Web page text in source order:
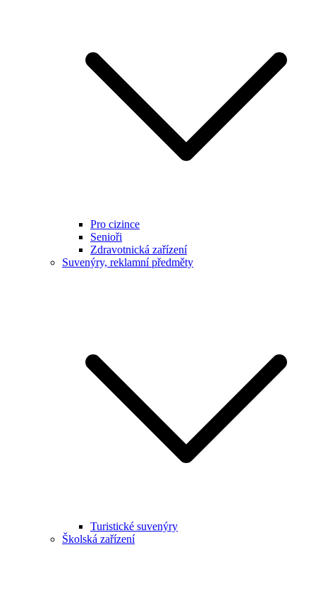
Pro cizince
Senioři
Zdravotnická zařízení
Suvenýry, reklamní předměty
Turistické suvenýry
Školská zařízení